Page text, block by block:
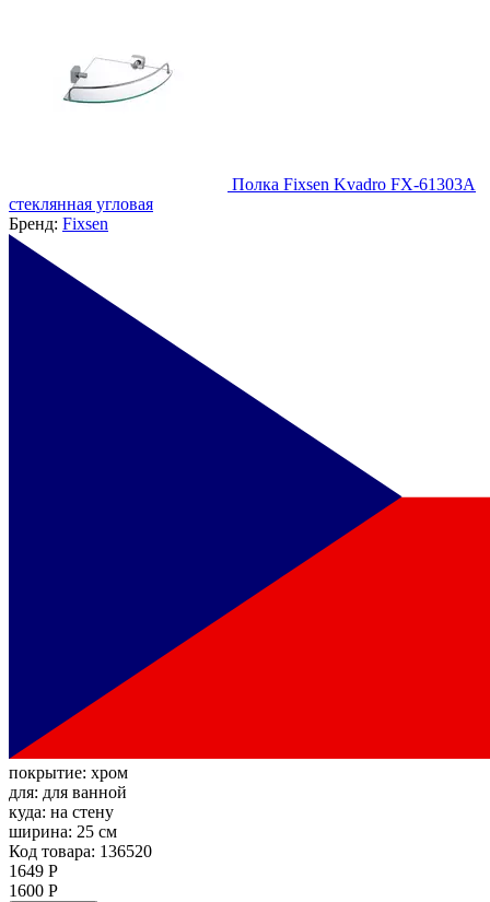
Полка Fixsen Kvadro FX-61303A
стеклянная угловая
Бренд: Fixsen
покрытие: хром
для: для ванной
куда: на стену
ширина: 25 см
Код товара: 136520
1649 Р
1600 Р